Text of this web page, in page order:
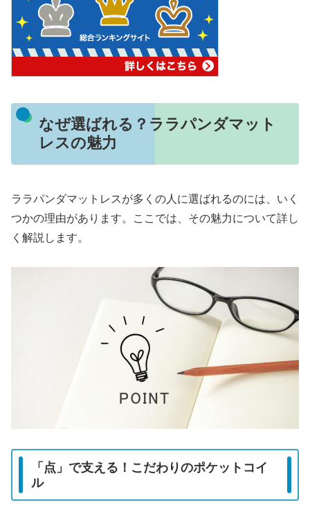
なぜ選ばれる？ララパンダマット
レスの魅力
ララパンダマットレスが多くの人に選ばれるのには、いく
つかの理由があります。ここでは、その魅力について詳し
く解説します。
「点」で支える！こだわりのポケットコイ
ル